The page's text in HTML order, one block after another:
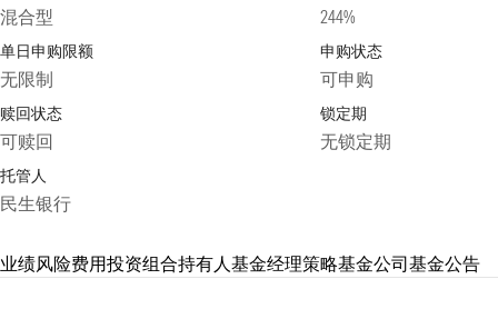
混合型 244%
单日申购限额
无限制
申购状态
可申购
赎回状态
可赎回
锁定期
无锁定期
托管人
民生银行
业绩风险费用投资组合持有人基金经理策略基金公司基金公告